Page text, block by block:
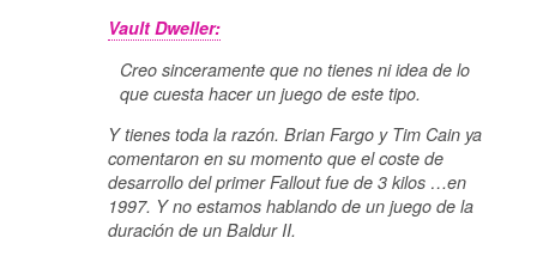
Vault Dweller:
Creo sinceramente que no tienes ni idea de lo
que cuesta hacer un juego de este tipo.
Y tienes toda la razón. Brian Fargo y Tim Cain ya
comentaron en su momento que el coste de
desarrollo del primer Fallout fue de 3 kilos …en
1997. Y no estamos hablando de un juego de la
duración de un Baldur II.